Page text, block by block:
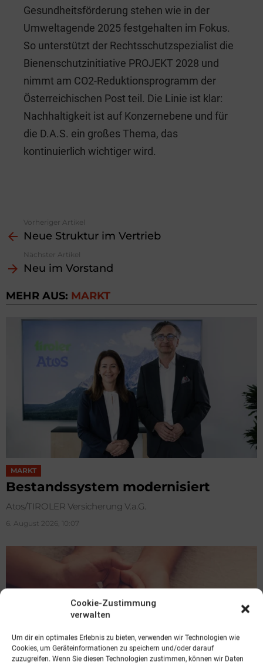
Cookie-Zustimmung
verwalten
Um dir ein optimales Erlebnis zu bieten, verwenden wir Technologien wie
Cookies, um Geräteinformationen zu speichern und/oder darauf
zuzugreifen. Wenn Sie diesen Technologien zustimmen, können wir Daten
Gesundheitsförderung stehen wie in der
Umweltagende 2025 festgehalten im Fokus.
So unterstützt der Rechtsschutzspezialist die
Bienenschutzinitiative PROJEKT 2028 und
nimmt am CO2-Reduktionsprogramm der
Österreichischen Post teil. Die Linie ist klar:
Nachhaltigkeit ist auf Konzernebene und für
die D.A.S. ein großes Thema, das
kontinuierlich wichtiger wird.
more
Vorheriger Artikel
Neue Struktur im Vertrieb
Nächster Artikel
Neu im Vorstand
MEHR AUS: MARKT
MARKT
Bestandssystem modernisiert
Atos/TIROLER Versicherung V.a.G.
6. August 2026, 10:07